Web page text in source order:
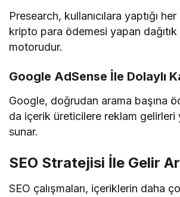
Presearch, kullanıcılara yaptığı
kripto para ödemesi yapan
motorudur.
Google AdSense İle Dolaylı
Google, doğrudan arama başına
da içerik üreticilere reklam
sunar.
SEO Stratejisi İle Gelir
SEO çalışmaları, içeriklerin daha